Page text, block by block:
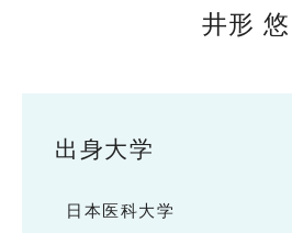
井形 悠
出身大学
日本医科大学